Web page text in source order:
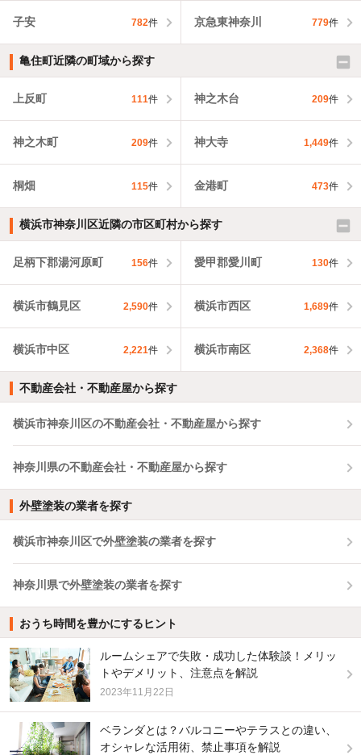
子安 782件 京急東神奈川 779件
亀住町近隣の町域から探す
上反町 111件 神之木台 209件
神之木町 209件 神大寺 1,449件
桐畑 115件 金港町 473件
横浜市神奈川区近隣の市区町村から探す
足柄下郡湯河原町 156件 愛甲郡愛川町 130件
横浜市鶴見区 2,590件 横浜市西区 1,689件
横浜市中区 2,221件 横浜市南区 2,368件
不動産会社・不動産屋から探す
横浜市神奈川区の不動産会社・不動産屋から探す
神奈川県の不動産会社・不動産屋から探す
外壁塗装の業者を探す
横浜市神奈川区で外壁塗装の業者を探す
神奈川県で外壁塗装の業者を探す
おうち時間を豊かにするヒント
ルームシェアで失敗・成功した体験談！メリッ
トやデメリット、注意点を解説
2023年11月22日
ベランダとは？バルコニーやテラスとの違い、
オシャレな活用術、禁止事項を解説